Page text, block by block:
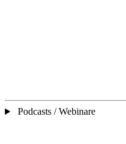
Podcasts / Webinare